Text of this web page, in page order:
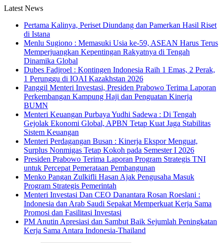
Latest News
Pertama Kalinya, Periset Diundang dan Pamerkan Hasil Riset
di Istana
Menlu Sugiono : Memasuki Usia ke-59, ASEAN Harus Terus
Memperjuangkan Kepentingan Rakyatnya di Tengah
Dinamika Global
Dubes Fadjroel : Kontingen Indonesia Raih 1 Emas, 2 Perak,
1 Perunggu di IOAI Kazakhstan 2026
Panggil Menteri Investasi, Presiden Prabowo Terima Laporan
Perkembangan Kampung Haji dan Penguatan Kinerja
BUMN
Menteri Keuangan Purbaya Yudhi Sadewa : Di Tengah
Gejolak Ekonomi Global, APBN Tetap Kuat Jaga Stabilitas
Sistem Keuangan
Menteri Perdagangan Busan : Kinerja Ekspor Menguat,
Surplus Nonmigas Tetap Kokoh pada Semester I 2026
Presiden Prabowo Terima Laporan Program Strategis TNI
untuk Percepat Pemerataan Pembangunan
Menko Pangan Zulkifli Hasan Ajak Pengusaha Masuk
Program Strategis Pemerintah
Menteri Investasi Dan CEO Danantara Rosan Roeslani :
Indonesia dan Arab Saudi Sepakat Memperkuat Kerja Sama
Promosi dan Fasilitasi Investasi
PM Anutin Apresiasi dan Sambut Baik Sejumlah Peningkatan
Kerja Sama Antara Indonesia-Thailand